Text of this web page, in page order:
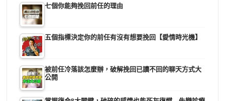
七個你能夠挽回前任的理由
五個指標決定你的前任有沒有想要挽回【愛情時光機】
被前任冷落該怎麼辦，破解挽回已讀不回的聊天方式大
公開